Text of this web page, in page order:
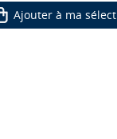
Ajouter à ma